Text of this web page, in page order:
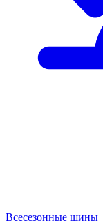
Всесезонные шины